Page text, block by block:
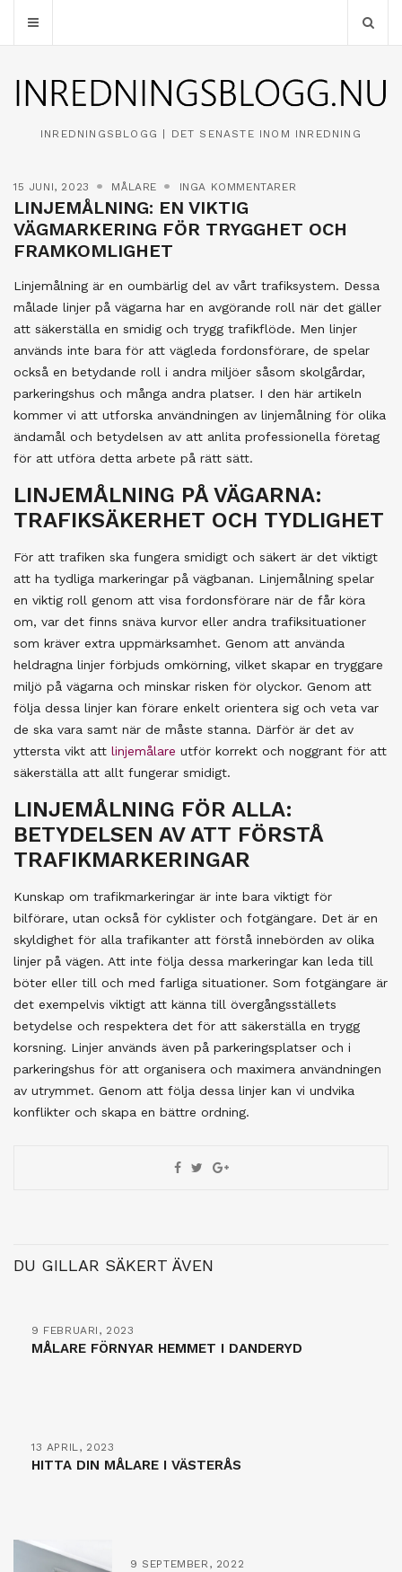
INREDNINGSBLOGG | DET SENASTE INOM INREDNING
15 JUNI, 2023 MÅLARE INGA KOMMENTARER
LINJEMÅLNING: EN VIKTIG
VÄGMARKERING FÖR TRYGGHET OCH
FRAMKOMLIGHET
Linjemålning är en oumbärlig del av vårt trafiksystem. Dessa
målade linjer på vägarna har en avgörande roll när det gäller
att säkerställa en smidig och trygg trafikflöde. Men linjer
används inte bara för att vägleda fordonsförare, de spelar
också en betydande roll i andra miljöer såsom skolgårdar,
parkeringshus och många andra platser. I den här artikeln
kommer vi att utforska användningen av linjemålning för olika
ändamål och betydelsen av att anlita professionella företag
för att utföra detta arbete på rätt sätt.
LINJEMÅLNING PÅ VÄGARNA:
TRAFIKSÄKERHET OCH TYDLIGHET
För att trafiken ska fungera smidigt och säkert är det viktigt
att ha tydliga markeringar på vägbanan. Linjemålning spelar
en viktig roll genom att visa fordonsförare när de får köra
om, var det finns snäva kurvor eller andra trafiksituationer
som kräver extra uppmärksamhet. Genom att använda
heldragna linjer förbjuds omkörning, vilket skapar en tryggare
miljö på vägarna och minskar risken för olyckor. Genom att
följa dessa linjer kan förare enkelt orientera sig och veta var
de ska vara samt när de måste stanna. Därför är det av
yttersta vikt att linjemålare utför korrekt och noggrant för att
säkerställa att allt fungerar smidigt.
LINJEMÅLNING FÖR ALLA:
BETYDELSEN AV ATT FÖRSTÅ
TRAFIKMARKERINGAR
Kunskap om trafikmarkeringar är inte bara viktigt för
bilförare, utan också för cyklister och fotgängare. Det är en
skyldighet för alla trafikanter att förstå innebörden av olika
linjer på vägen. Att inte följa dessa markeringar kan leda till
böter eller till och med farliga situationer. Som fotgängare är
det exempelvis viktigt att känna till övergångsställets
betydelse och respektera det för att säkerställa en trygg
korsning. Linjer används även på parkeringsplatser och i
parkeringshus för att organisera och maximera användningen
av utrymmet. Genom att följa dessa linjer kan vi undvika
konflikter och skapa en bättre ordning.
DU GILLAR SÄKERT ÄVEN
9 FEBRUARI, 2023
MÅLARE FÖRNYAR HEMMET I DANDERYD
13 APRIL, 2023
HITTA DIN MÅLARE I VÄSTERÅS
9 SEPTEMBER, 2022